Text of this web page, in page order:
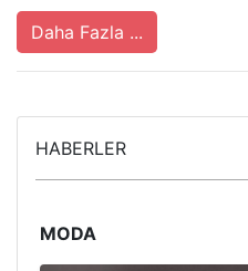
Daha Fazla ...
HABERLER
MODA